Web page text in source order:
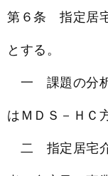
第６条 指定居
とする。
一 課題の分析
はＭＤＳ－ＨＣ
二 指定居宅介